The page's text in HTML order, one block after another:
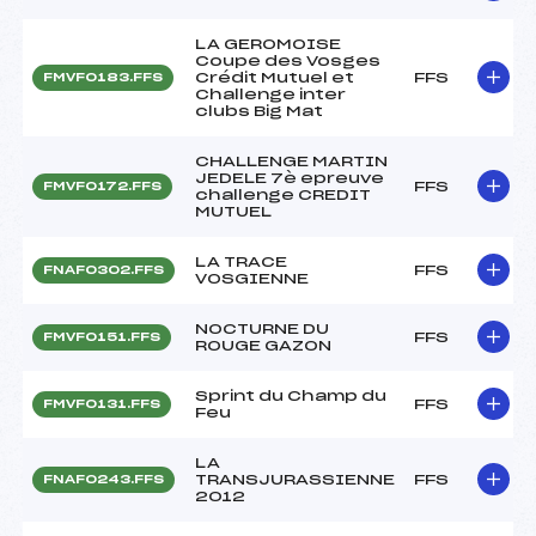
FMVF0183.FFS
LA GEROMOISE
Coupe des Vosges
Crédit Mutuel et
Challenge inter
clubs Big Mat
FFS
FMVF0172.FFS
CHALLENGE MARTIN
JEDELE 7è epreuve
challenge CREDIT
MUTUEL
FFS
FNAF0302.FFS
LA TRACE
VOSGIENNE
FFS
FMVF0151.FFS
NOCTURNE DU
ROUGE GAZON
FFS
FMVF0131.FFS
Sprint du Champ du
Feu
FFS
FNAF0243.FFS
LA
TRANSJURASSIENNE
2012
FFS